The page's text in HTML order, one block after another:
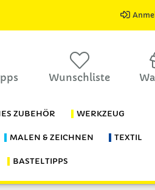
Wunschliste
ZUBEHÖR WERKZEUG
MALEN & ZEICHNEN TEXTIL
BASTELTIPPS